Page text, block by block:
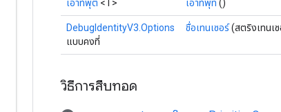
เอาท์พุต <T> เอาท์พุท ()
DebugIdentityV3.Options
แบบคงที่
ชื่อเทนเซอร์(สตริงเทนเ
วิธีการสืบทอด